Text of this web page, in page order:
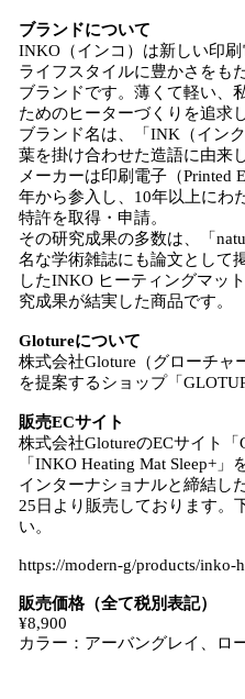
ブランドについて
INKO（インコ）は新しい印
ライフスタイルに豊かさをも
ブランドです。薄くて軽い、
ためのヒーターづくりを追求
ブランド名は、「INK（イン
葉を掛け合わせた造語に由来
メーカーは印刷電子（Printed
年から参入し、10年以上にわ
特許を取得・申請。
その研究成果の多数は、「
名な学術雑誌にも論文として
したINKO ヒーティングマッ
究成果が結実した商品です。
Glotureについて
株式会社Gloture（グローチャ
を提案するショップ「
販売ECサイト
株式会社GlotureのECサイト「
「INKO Heating Mat Sleep+
インターナショナルと締結し
25日より販売しております。
い。
https://modern-g/products/inko-
販売価格（全て税別表記）
¥8,900
カラー：アーバングレイ、ロ